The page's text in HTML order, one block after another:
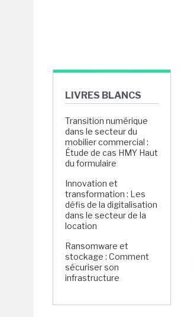
LIVRES BLANCS
Transition numérique
dans le secteur du
mobilier commercial :
Étude de cas HMY Haut
du formulaire
Innovation et
transformation : Les
défis de la digitalisation
dans le secteur de la
location
Ransomware et
stockage : Comment
sécuriser son
infrastructure